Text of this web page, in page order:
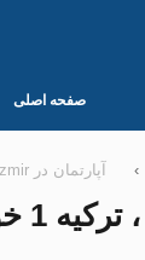
صفحه اصلی
› آپارتمان در Izmir ، ترکیه 1 خوابه ، 66 متر مربع. شماره 88070